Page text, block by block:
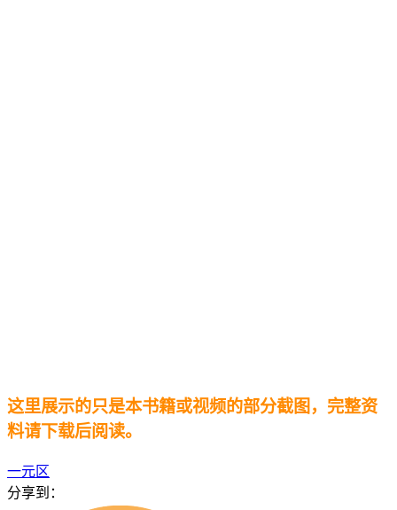
这里展示的只是本书籍或视频的部分截图，完整资
料请下载后阅读。
一元区
分享到：